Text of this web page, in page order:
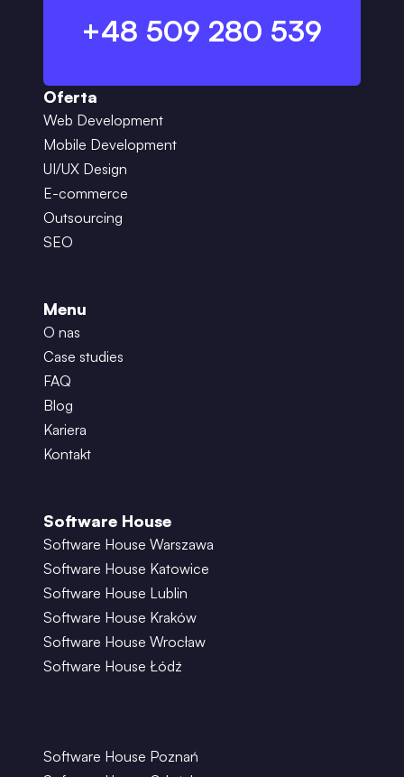
+48 509 280 539
Oferta
Web Development
Mobile Development
UI/UX Design
E-commerce
Outsourcing
SEO
Menu
O nas
Case studies
FAQ
Blog
Kariera
Kontakt
Software House
Software House Warszawa
Software House Katowice
Software House Lublin
Software House Kraków
Software House Wrocław
Software House Łódź
Software House Poznań